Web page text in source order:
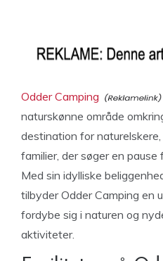
Odder Camping
naturskønne område
destination for
familier, der søger en
Med sin idylliske
tilbyder Odder Camping en
fordybe sig i naturen og
aktiviteter.